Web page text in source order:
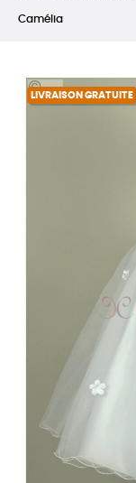
Camélia
LIVRAISON GRATUITE